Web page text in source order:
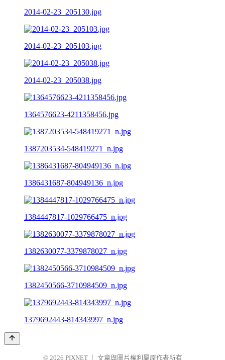
2014-02-23_205130.jpg
2014-02-23_205103.jpg
2014-02-23_205038.jpg
1364576623-4211358456.jpg
1387203534-548419271_n.jpg
1386431687-804949136_n.jpg
1384447817-1029766475_n.jpg
1382630077-3379878027_n.jpg
1382450566-3710984509_n.jpg
1379692443-814343997_n.jpg
© 2026 PIXNET 文章與圖片權利屬原作者所有